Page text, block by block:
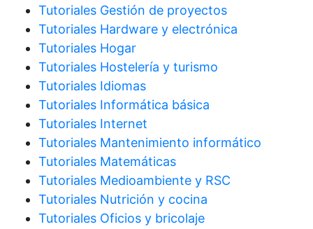
Tutoriales Gestión de proyectos
Tutoriales Hardware y electrónica
Tutoriales Hogar
Tutoriales Hostelería y turismo
Tutoriales Idiomas
Tutoriales Informática básica
Tutoriales Internet
Tutoriales Mantenimiento informático
Tutoriales Matemáticas
Tutoriales Medioambiente y RSC
Tutoriales Nutrición y cocina
Tutoriales Oficios y bricolaje